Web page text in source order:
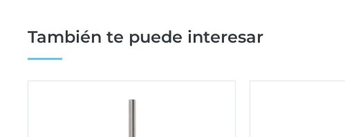
También te puede interesar